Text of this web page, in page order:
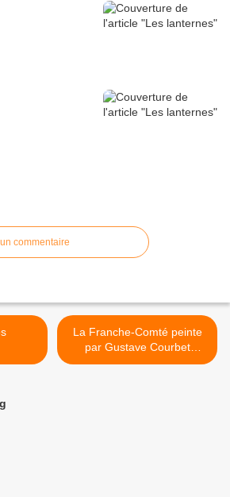
commentaire
La Franche-Comté peinte
par Gustave Courbet
(1819-1877) >